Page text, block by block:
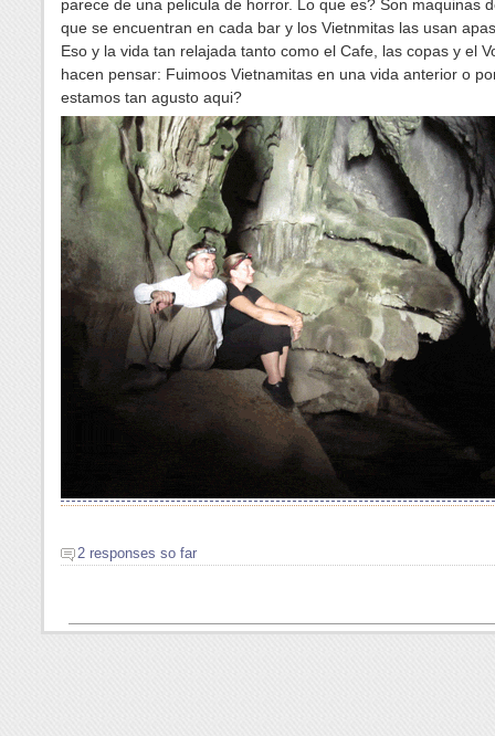
parece de una pelicula de horror. Lo que es? Son maquinas
que se encuentran en cada bar y los Vietnmitas las usan
Eso y la vida tan relajada tanto como el Cafe, las copas y el
hacen pensar: Fuimoos Vietnamitas en una vida anterior o
estamos tan agusto aqui?
2 responses so far